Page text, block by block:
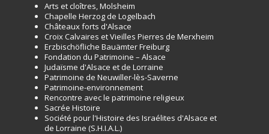
Arts et cloîtres, Molsheim
Chapelle Herzog de Logelbach
Châteaux forts d'Alsace
Croix Calvaires et Vieilles Pierres de Merxheim
Erzbischöfliche Bauämter Freiburg
Fondation du Patrimoine – Alsace
Judaïsme d'Alsace et de Lorraine
Patrimoine de Neuwiller-lès-Saverne
Patrimoine-environnement
Rencontre avec le patrimoine religieux
Sacrée Histoire
Société pour l'Histoire des Israélites d'Alsace et
de Lorraine (S.H.I.A.L.)